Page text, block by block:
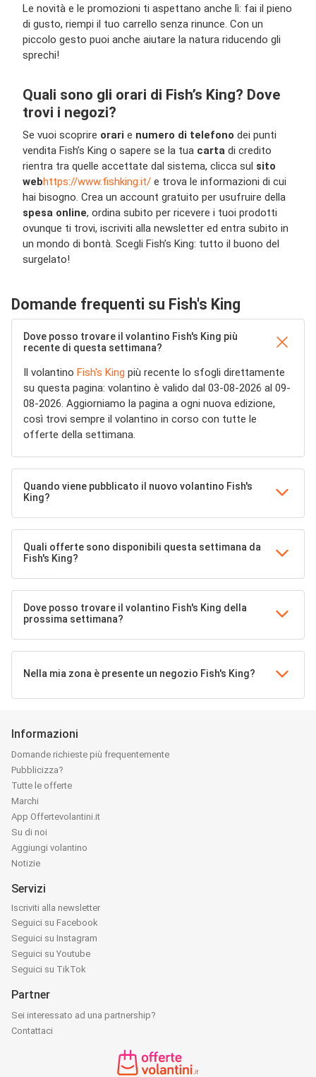
Le novità e le promozioni ti aspettano anche lì: fai il pieno
di gusto, riempi il tuo carrello senza rinunce. Con un
piccolo gesto puoi anche aiutare la natura riducendo gli
sprechi!
Quali sono gli orari di Fish’s King? Dove
trovi i negozi?
Se vuoi scoprire orari e numero di telefono dei punti
vendita Fish’s King o sapere se la tua carta di credito
rientra tra quelle accettate dal sistema, clicca sul sito
webhttps://www.fishking.it/ e trova le informazioni di cui
hai bisogno. Crea un account gratuito per usufruire della
spesa online, ordina subito per ricevere i tuoi prodotti
ovunque ti trovi, iscriviti alla newsletter ed entra subito in
un mondo di bontà. Scegli Fish’s King: tutto il buono del
surgelato!
Domande frequenti su Fish's King
Dove posso trovare il volantino Fish's King più
recente di questa settimana?
Il volantino Fish's King più recente lo sfogli direttamente
su questa pagina: volantino è valido dal 03-08-2026 al 09-
08-2026. Aggiorniamo la pagina a ogni nuova edizione,
così trovi sempre il volantino in corso con tutte le
offerte della settimana.
Quando viene pubblicato il nuovo volantino Fish's
King?
Quali offerte sono disponibili questa settimana da
Fish's King?
Dove posso trovare il volantino Fish's King della
prossima settimana?
Nella mia zona è presente un negozio Fish's King?
Informazioni
Domande richieste più frequentemente
Pubblicizza?
Tutte le offerte
Marchi
App Offertevolantini.it
Su di noi
Aggiungi volantino
Notizie
Servizi
Iscriviti alla newsletter
Seguici su Facebook
Seguici su Instagram
Seguici su Youtube
Seguici su TikTok
Partner
Sei interessato ad una partnership?
Contattaci